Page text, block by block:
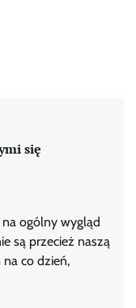
się
ogólny wygląd
są przecież naszą
co dzień,